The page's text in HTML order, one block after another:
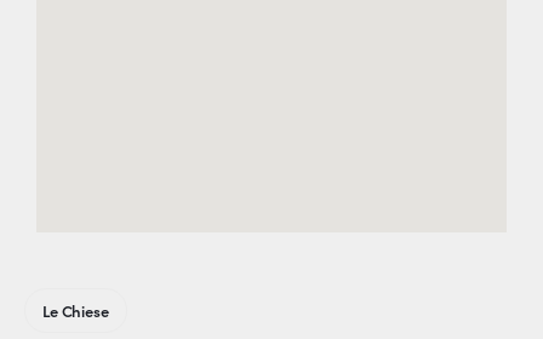
Le Chiese